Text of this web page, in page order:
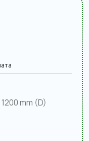
mm (D)